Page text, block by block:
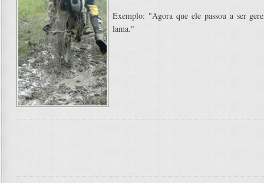
Exemplo: "Agora que ele passou a ser
lama."